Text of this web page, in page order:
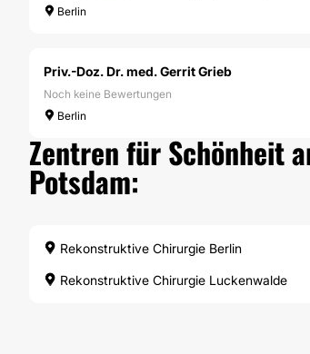
Berlin
Priv.-Doz. Dr. med. Gerrit Grieb
Noch keine Bewertungen
Berlin
Zentren für Schönheit
Potsdam:
Rekonstruktive Chirurgie Berlin
Rekonstruktive Chirurgie Luckenwalde